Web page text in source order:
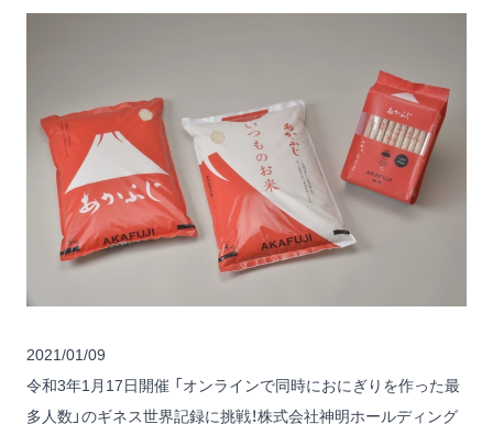
2021/01/09
令和3年1月17日開催 「オンラインで同時におにぎりを作った最
多人数」のギネス世界記録に挑戦！株式会社神明ホールディング